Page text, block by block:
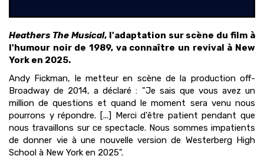
Heathers The Musical, l'adaptation sur scène du film à
l'humour noir de 1989, va connaître un revival à New
York en 2025.
Andy Fickman, le metteur en scène de la production off-
Broadway de 2014, a déclaré : "Je sais que vous avez un
million de questions et quand le moment sera venu nous
pourrons y répondre. [...] Merci d'être patient pendant que
nous travaillons sur ce spectacle. Nous sommes impatients
de donner vie à une nouvelle version de Westerberg High
School à New York en 2025".